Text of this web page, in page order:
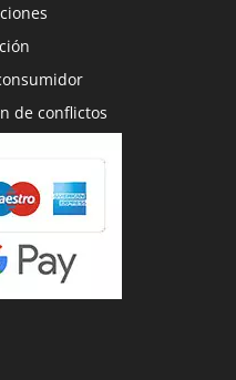
de conflictos